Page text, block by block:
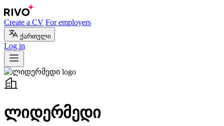
Create a CV For employers
ქართული
Log in
ლიდერმედი